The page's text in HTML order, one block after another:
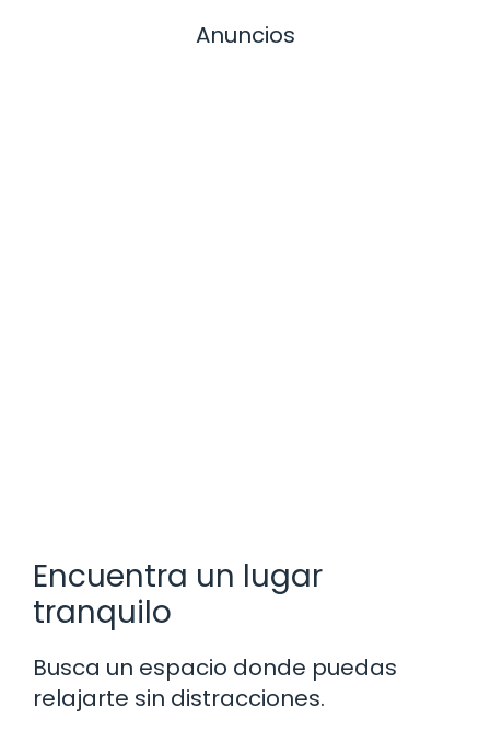
Anuncios
Encuentra un lugar
tranquilo
Busca un espacio donde puedas
relajarte sin distracciones.